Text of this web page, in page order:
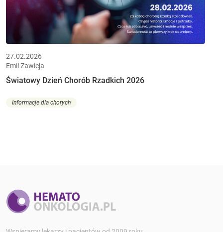
27.02.2026
Emil Zawieja
Światowy Dzień Chorób Rzadkich 2026
Informacje dla chorych